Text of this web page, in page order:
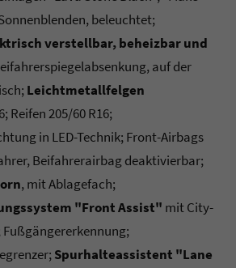
beleuchtet;
verstellbar, beheizbar und
auf der
Leichtmetallfelgen
Reifen 205/60 R16;
in LED-Technik; Front-Airbags
Beifahrerairbag deaktivierbar;
, mit Ablagefach;
"Front Assist" mit City-
Spurhalteassistent "Lane